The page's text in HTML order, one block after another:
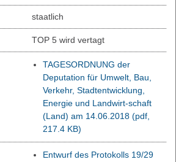
staatlich
TOP 5 wird vertagt
TAGESORDNUNG der
Deputation für Umwelt, Bau,
Verkehr, Stadtentwicklung,
Energie und Landwirt-schaft
(Land) am 14.06.2018 (pdf,
217.4 KB)
Entwurf des Protokolls 19/29